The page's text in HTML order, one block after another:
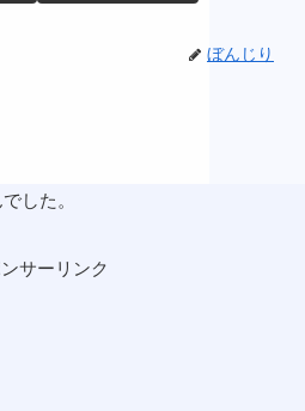
ぼんじり
した。
サーリンク